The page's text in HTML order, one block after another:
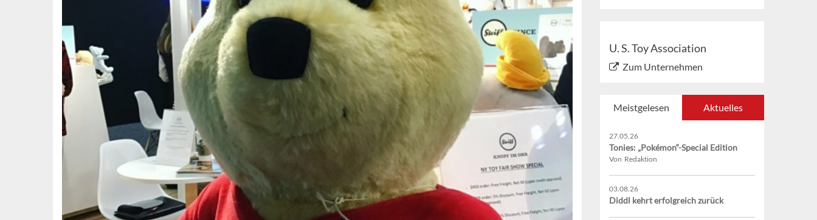
U. S. Toy Association
Zum Unternehmen
Meistgelesen Aktuelles
27.05.26
Tonies: „Pokémon“-Special Edition
Von Redaktion
03.08.26
Diddl kehrt erfolgreich zurück